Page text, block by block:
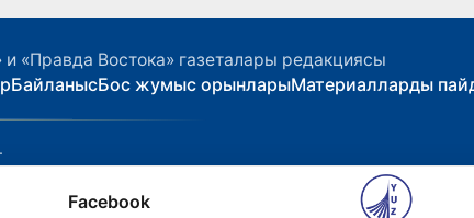
и «Правда Востока» газеталары редакциясы
БайланысБос жумыс орынларыМатериалларды
Facebook